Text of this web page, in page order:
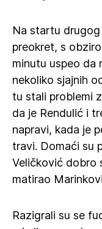
Na startu
preokret, s
minutu uspeo da
nekoliko sjajnih
tu stali problemi
da je Rendulić i
napravi, kada je
travi. Domaći su
Veličković dobro
matirao
Razigrali su se